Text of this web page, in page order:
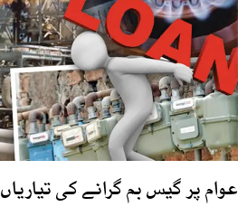
عوام پر گیس بم گرانے کی تیاریاں